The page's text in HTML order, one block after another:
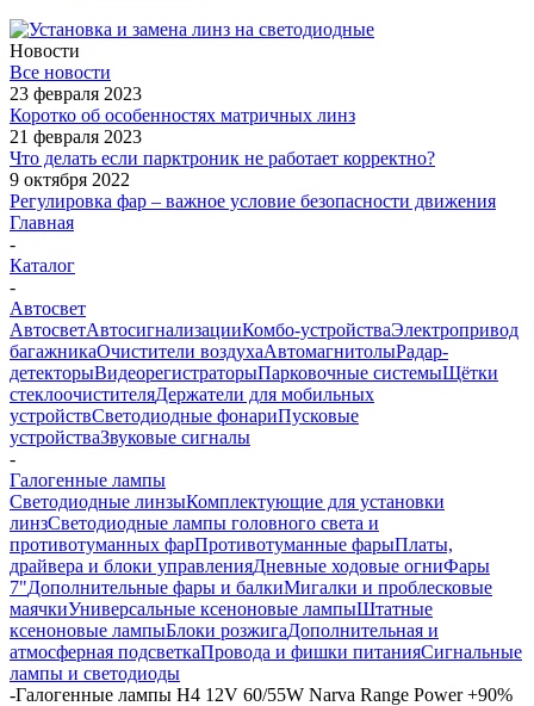
Новости
Все новости
23 февраля 2023
Коротко об особенностях матричных линз
21 февраля 2023
Что делать если парктроник не работает корректно?
9 октября 2022
Регулировка фар – важное условие безопасности движения
Главная
-
Каталог
-
Автосвет
АвтосветАвтосигнализацииКомбо-устройстваЭлектропривод
багажникаОчистители воздухаАвтомагнитолыРадар-
детекторыВидеорегистраторыПарковочные системыЩётки
стеклоочистителяДержатели для мобильных
устройствСветодиодные фонариПусковые
устройстваЗвуковые сигналы
-
Галогенные лампы
Светодиодные линзыКомплектующие для установки
линзСветодиодные лампы головного света и
противотуманных фарПротивотуманные фарыПлаты,
драйвера и блоки управленияДневные ходовые огниФары
7"Дополнительные фары и балкиМигалки и проблесковые
маячкиУниверсальные ксеноновые лампыШтатные
ксеноновые лампыБлоки розжигаДополнительная и
атмосферная подсветкаПровода и фишки питанияCигнальные
лампы и светодиоды
-Галогенные лампы H4 12V 60/55W Narva Range Power +90%